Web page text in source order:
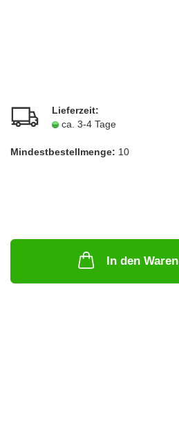
Lieferzeit:
ca. 3-4 Tage
Mindestbestellmenge: 10
In den